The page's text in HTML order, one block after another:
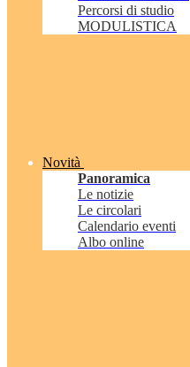
Percorsi di studio
MODULISTICA
Novità
Panoramica
Le notizie
Le circolari
Calendario eventi
Albo online